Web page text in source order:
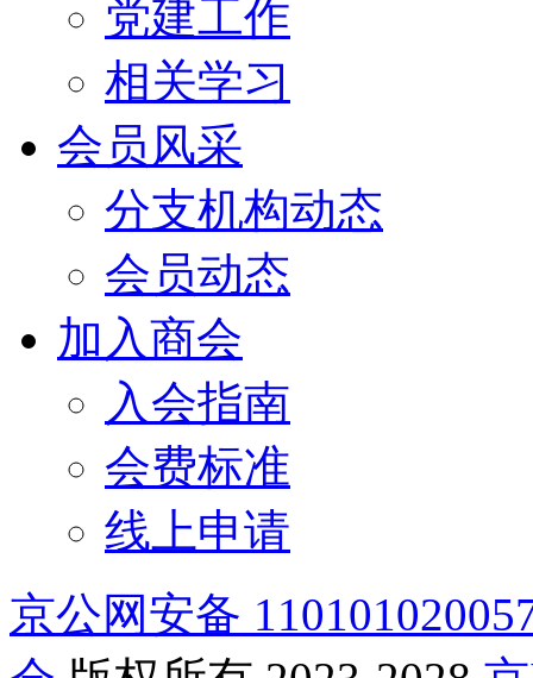
党建工作
相关学习
会员风采
分支机构动态
会员动态
加入商会
入会指南
会费标准
线上申请
京公网安备